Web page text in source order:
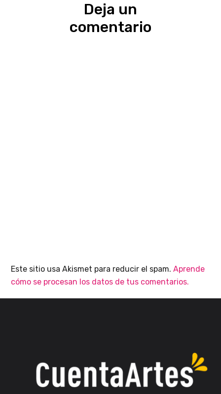
Deja un
comentario
Este sitio usa Akismet para reducir el spam.Aprende
cómo se procesan los datos de tus comentarios.